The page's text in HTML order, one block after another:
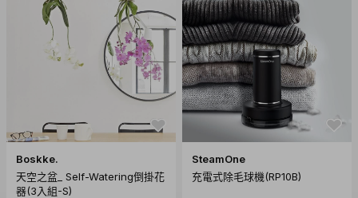
Boskke.
天空之盆_ Self-Watering倒掛花
器(3入組-S)
SteamOne
充電式除毛球機(RP10B)